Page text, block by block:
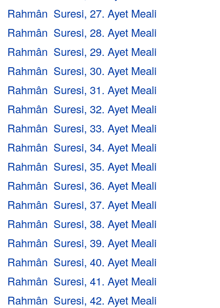
Rahmân Suresi, 27. Ayet Meali
Rahmân Suresi, 28. Ayet Meali
Rahmân Suresi, 29. Ayet Meali
Rahmân Suresi, 30. Ayet Meali
Rahmân Suresi, 31. Ayet Meali
Rahmân Suresi, 32. Ayet Meali
Rahmân Suresi, 33. Ayet Meali
Rahmân Suresi, 34. Ayet Meali
Rahmân Suresi, 35. Ayet Meali
Rahmân Suresi, 36. Ayet Meali
Rahmân Suresi, 37. Ayet Meali
Rahmân Suresi, 38. Ayet Meali
Rahmân Suresi, 39. Ayet Meali
Rahmân Suresi, 40. Ayet Meali
Rahmân Suresi, 41. Ayet Meali
Rahmân Suresi, 42. Ayet Meali